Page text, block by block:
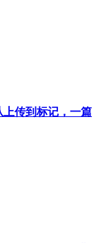
传到标记，一篇